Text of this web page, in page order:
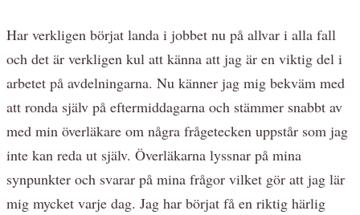
Har verkligen börjat landa i jobbet nu på allvar i alla fall
och det är verkligen kul att känna att jag är en viktig del i
arbetet på avdelningarna. Nu känner jag mig bekväm med
att ronda själv på eftermiddagarna och stämmer snabbt av
med min överläkare om några frågetecken uppstår som jag
inte kan reda ut själv. Överläkarna lyssnar på mina
synpunkter och svarar på mina frågor vilket gör att jag lär
mig mycket varje dag. Jag har börjat få en riktig härlig